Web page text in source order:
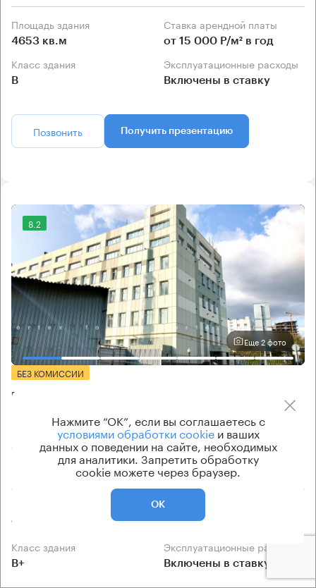
Площадь здания
4653 кв.м
Ставка арендной платы
от 15 000 Р/м² в год
Класс здания
B
Эксплуатационные расходы
Включены в ставку
Позвонить Получить презентацию
8.2
Еще 2 фото
БЕЗ КОМИССИИ
Бизнес-центр
Москва, Варшавское шоссе, 35 с1
Нагатинская → 990 м ~ 10 мин
13500 кв.м от 12 000 Р/м² в год
Класс здания
B+
Эксплуатационные расходы
Включены в ставку
Нажмите “ОК”, если вы соглашаетесь с
условиями обработки cookieи ваших
данных о поведении на сайте, необходимых
для аналитики. Запретить обработку
cookie можете через браузер.
ОК